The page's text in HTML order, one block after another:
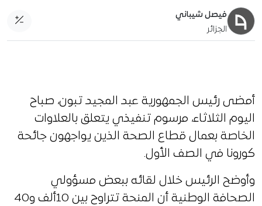
فيصل شيباني
الجزائر
أمضى رئيس الجمهورية عبد المجيد تبون، صباح
اليوم الثلاثاء، مرسوم تنفيذي يتعلق بالعلاوات
الخاصة بعمال قطاع الصحة الذين يواجهون جائحة
كورونا في الصف الأول.
وأوضح الرئيس خلال لقائه ببعض مسؤولي
الصحافة الوطنية أن المنحة تتراوح بين 10ألف و40